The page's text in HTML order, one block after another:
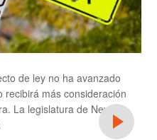
de ley no ha avanzado
recibirá más consideración
La legislatura de Nevada